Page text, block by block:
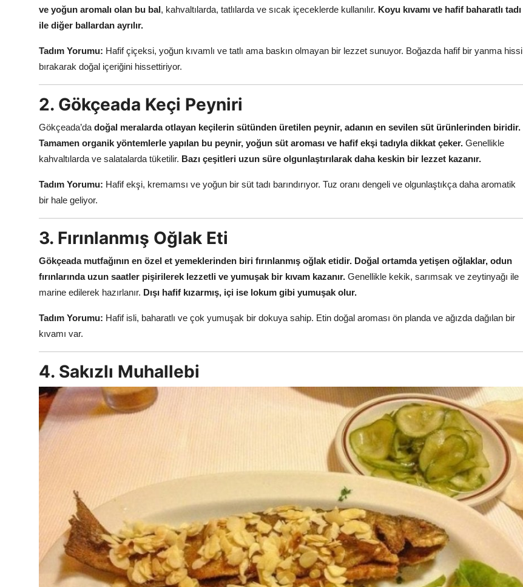
ve yoğun aromalı olan bu bal, kahvaltılarda, tatlılarda ve sıcak içeceklerde kullanılır. Koyu kıvamı ve hafif baharatlı tadı
ile diğer ballardan ayrılır.
Tadım Yorumu: Hafif çiçeksi, yoğun kıvamlı ve tatlı ama baskın olmayan bir lezzet sunuyor. Boğazda hafif bir yanma hissi
bırakarak doğal içeriğini hissettiriyor.
2. Gökçeada Keçi Peyniri
Gökçeada’da doğal meralarda otlayan keçilerin sütünden üretilen peynir, adanın en sevilen süt ürünlerinden biridir.
Tamamen organik yöntemlerle yapılan bu peynir, yoğun süt aroması ve hafif ekşi tadıyla dikkat çeker. Genellikle
kahvaltılarda ve salatalarda tüketilir. Bazı çeşitleri uzun süre olgunlaştırılarak daha keskin bir lezzet kazanır.
Tadım Yorumu: Hafif ekşi, kremamsı ve yoğun bir süt tadı barındırıyor. Tuz oranı dengeli ve olgunlaştıkça daha aromatik
bir hale geliyor.
3. Fırınlanmış Oğlak Eti
Gökçeada mutfağının en özel et yemeklerinden biri fırınlanmış oğlak etidir. Doğal ortamda yetişen oğlaklar, odun
fırınlarında uzun saatler pişirilerek lezzetli ve yumuşak bir kıvam kazanır. Genellikle kekik, sarımsak ve zeytinyağı ile
marine edilerek hazırlanır. Dışı hafif kızarmış, içi ise lokum gibi yumuşak olur.
Tadım Yorumu: Hafif isli, baharatlı ve çok yumuşak bir dokuya sahip. Etin doğal aroması ön planda ve ağızda dağılan bir
kıvamı var.
4. Sakızlı Muhallebi